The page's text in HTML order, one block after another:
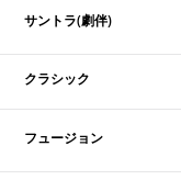
サントラ(劇伴)
クラシック
フュージョン